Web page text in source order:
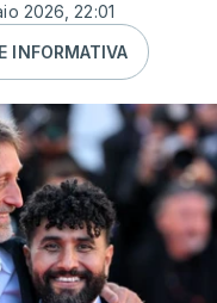
2026, 22:01
INFORMATIVA